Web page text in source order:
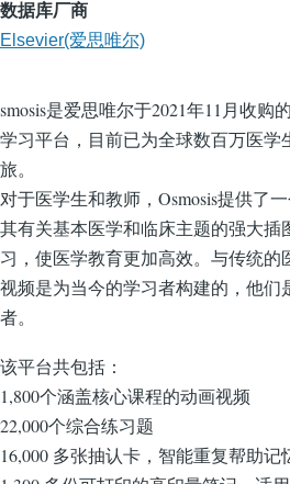
数据库厂商
Elsevier(爱思唯尔)
smosis是爱思唯尔于2021年11月收购
学习平台，目前已为全球数百万医学
旅。
对于医学生和教师，Osmosis提供了
其有关基本医学和临床主题的强大插
习，使医学教育更加高效。与传统的
视频是为当今的学习者构建的，他们
者。
该平台共包括：
1,800个涵盖核心课程的动画视频
22,000个综合练习题
16,000 多张抽认卡，智能重复帮助记